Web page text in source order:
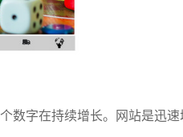
字在持续增长。网站是迅